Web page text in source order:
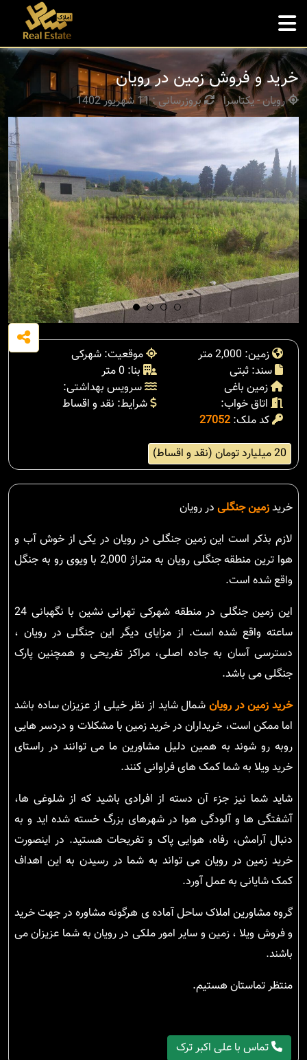
خرید و فروش زمین در رویان
رویان - یکتاسرا بروزرسانی : 11 شهریور 1402
زمین: 2,000 متر
موقعیت: شهرکی
سند: ثبتی
بنا: 0 متر
زمین باغی
سرویس بهداشتی:
اتاق خواب:
شرایط: نقد و اقساط
کد ملک: 27052
20 میلیارد تومان (نقد و اقساط)
خریدزمین جنگلی در رویان
لازم بذکر است این زمین جنگلی در رویان در یکی از خوش آب و
هوا ترین منطقه جنگلی رویان به متراژ 2,000 با ویوی رو به جنگل
واقع شده است.
این زمین جنگلی در منطقه شهرکی تهرانی نشین با نگهبانی 24
ساعته واقع شده است. از مزایای دیگر این جنگلی در رویان ،
دسترسی آسان به جاده اصلی، مراکز تفریحی و همچنین پارک
جنگلی می باشد.
خرید زمین در رویان شمال شاید از نظر خیلی از عزیزان ساده باشد
اما ممکن است، خریداران در خرید زمین با مشکلات و دردسر هایی
روبه رو شوند به همین دلیل مشاورین ما می توانند در راستای
خرید ویلا به شما کمک های فراوانی کنند.
شاید شما نیز جزء آن دسته از افرادی باشید که از شلوغی ها،
آشفتگی ها و آلودگی هوا در شهرهای بزرگ خسته شده اید و به
دنبال آرامش، رفاه، هوایی پاک و تفریحات هستید. در اینصورت
خرید زمین در رویان می تواند به شما در رسیدن به این اهداف
کمک شایانی به عمل آورد.
گروه مشاورین املاک ساحل آماده ی هرگونه مشاوره در جهت خرید
و فروش ویلا ، زمین و سایر امور ملکی در رویان به شما عزیزان می
باشند.
منتظر تماستان هستیم.
تماس با علی اکبر ترک